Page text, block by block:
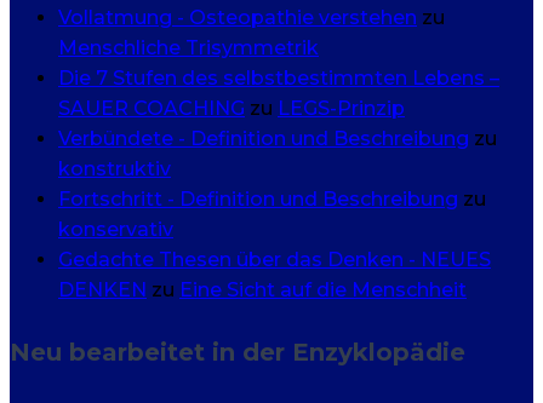
Vollatmung - Osteopathie verstehen zu
Menschliche Trisymmetrik
Die 7 Stufen des selbstbestimmten Lebens –
SAUER COACHING zu LEGS-Prinzip
Verbündete - Definition und Beschreibung zu
konstruktiv
Fortschritt - Definition und Beschreibung zu
konservativ
Gedachte Thesen über das Denken - NEUES
DENKEN zu Eine Sicht auf die Menschheit
Neu bearbeitet in der Enzyklopädie